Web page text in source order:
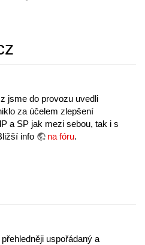
jsme do provozu uvedli
za účelem zlepšení
a SP jak mezi sebou, tak i s
info
na fóru.
uspořádaný a